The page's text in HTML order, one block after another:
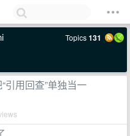
Topics131
引用回查”单独当一